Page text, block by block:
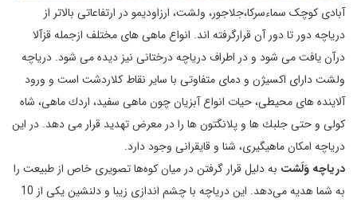
آبادی کوچک سماءسرکا،جلاجور، ولشت، ارزاودیمو در ارتفاعاتی بالاتر از
دریاچه دور تا دور آن قرارگرفته اند. انواع ماهی های مختلف ازجمله قزآلا
درآن یافت می شود و در اطراف دریاچه درختانی نیز دیده می شود. دریاچه
ولشت دارای اكسیژن و دمای متفاوتی با سایر نقاط كلاردشت است و ورود
آلاینده های محیطی، حیات انواع آبزیان چون ماهی سفید، اردك ماهی، شاه
كولی و حتی جلبك ها و پلانگتون ها را در معرض تهدید قرار می دهد. در این
دریاچه امکان ماهیگیری، شنا و قایقرانی وجود دارد.
دریاچه وَلَشت به دلیل قرار گرفتن در میان کوه‌ها تصویری خاص از طبیعت را
به شما هدیه می‌دهد. این دریاچه با چشم اندازی زیبا و دلنشین یکی از 10